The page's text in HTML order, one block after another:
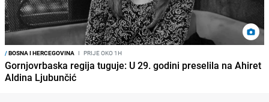
/BOSNA I HERCEGOVINA I PRIJE OKO 1H
Gornjovrbaska regija tuguje: U 29. godini preselila na Ahiret
Aldina Ljubunčić